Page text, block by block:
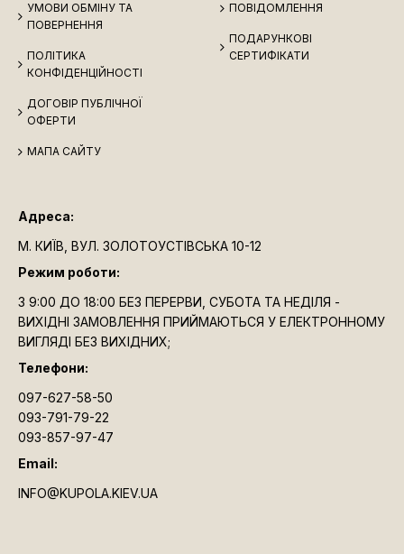
УМОВИ ОБМІНУ ТА
ПОВЕРНЕННЯ
ПОЛІТИКА
КОНФІДЕНЦІЙНОСТІ
ДОГОВІР ПУБЛІЧНОЇ
ОФЕРТИ
МАПА САЙТУ
ПОВІДОМЛЕННЯ
ПОДАРУНКОВІ
СЕРТИФІКАТИ
Адреса:
М. КИЇВ, ВУЛ. ЗОЛОТОУСТІВСЬКА 10-12
Режим роботи:
З 9:00 ДО 18:00 БЕЗ ПЕРЕРВИ, СУБОТА ТА НЕДІЛЯ -
ВИХІДНІ ЗАМОВЛЕННЯ ПРИЙМАЮТЬСЯ У ЕЛЕКТРОННОМУ
ВИГЛЯДІ БЕЗ ВИХІДНИХ;
Телефони:
097-627-58-50
093-791-79-22
093-857-97-47
Email:
INFO@KUPOLA.KIEV.UA